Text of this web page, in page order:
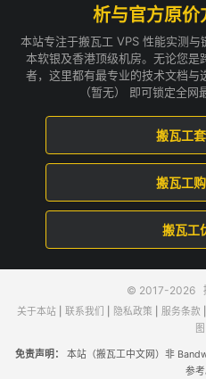
析与官方原价
本站专注于搬瓦工 VPS 性能实测
本软银及香港顶级机房。无论您是
者，这里都有最专业的技术文档与
（暂无） 即可锁定全网
搬瓦工
搬瓦工
搬瓦工
© 2017-2026
关于本站| 联系我们 隐私政策 服务条款
图
免责声明：
本站（搬瓦工中文网）非
参考